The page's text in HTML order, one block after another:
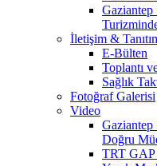
Gaziantep
İletişim &
E-Bülten
Toplantı
Sağlık
Fotoğraf Galerisi
Video
Gaziantep
Doğru
TRT GAP